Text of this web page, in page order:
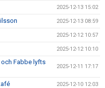
2025-12-13 15:02
2025-12-13 08:59
2025-12-12 10:57
2025-12-12 10:10
och Fabbe lyfts
2025-12-11 17:17
2025-12-10 12:03